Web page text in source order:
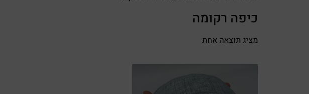
כיפה רקומה
מציג תוצאה אחת